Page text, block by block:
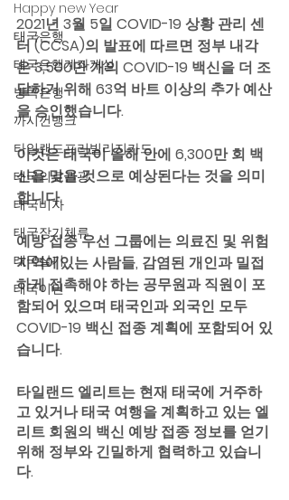
Happy new Year
태국은행
태국은행계좌개설
방콕은행
까시껀뱅크
타일랜드프리빌리지카드
태국의료관광
태국비자
태국장기체류
태국살기
태국이민
2021년 3월 5일 COVID-19 상황 관리 센
터 (CCSA)의 발표에 따르면 정부 내각
은 3,500만 개의 COVID-19 백신을 더 조
달하기 위해 63억 바트 이상의 추가 예산
을 승인했습니다.
이것은 태국이 올해 안에 6,300만 회 백
신을 맞을 것으로 예상된다는 것을 의미
합니다.
예방 접종 우선 그룹에는 의료진 및 위험
지역에있는 사람들, 감염된 개인과 밀접
하게 접촉해야 하는 공무원과 직원이 포
함되어 있으며 태국인과 외국인 모두
COVID-19 백신 접종 계획에 포함되어 있
습니다.
타일랜드 엘리트는 현재 태국에 거주하
고 있거나 태국 여행을 계획하고 있는 엘
리트 회원의 백신 예방 접종 정보를 얻기
위해 정부와 긴밀하게 협력하고 있습니
다.